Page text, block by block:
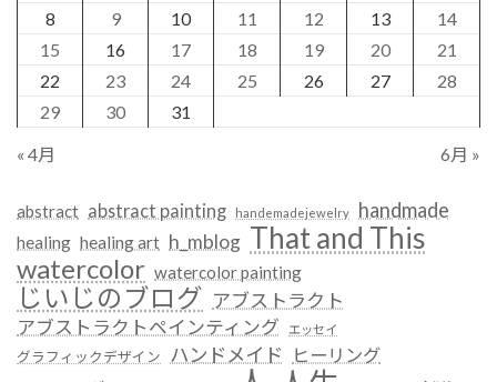
8
9 10 11 12 13
14
15
16 17 18 19 20
21
22
23 24 25 26 27
28
29
30 31
« 4月 6月 »
abstract abstract painting handemadejewelry handmade
healing healing art h_mblog That and This
watercolor watercolor painting
じいじのブログ アブストラクト
アブストラクトペインティング
エッセイ
グラフィックデザイン ハンドメイド ヒーリング